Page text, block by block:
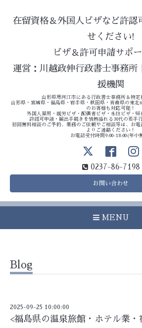
在留資格＆外国人ビザなど許認
せください!
ビザ＆許可申請サポ
運営：川越政伸行政書士事務所
援機関
山形県寒河江市にある行政書士事務所＆特定
山形県・宮城県・福島県・岩手県・秋田県・青森県の東
のお客様も対応可能！
外国人雇用・就労ビザ・配偶者ビザ・永住ビザ・帰
許認可申請・届出手続きを情熱溢れる30代の若手
初回無料相談のご予約、業務のご依頼やご相談等は、お
よりご連絡ください！
お電話受付時間9:00-18:00(年中
0237-86-7198
お問い合わせ
MENU
Blog
2025-09-25 10:00:00
<福島県の温泉旅館・ホテル業